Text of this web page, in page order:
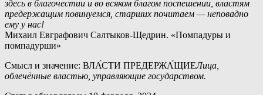
здесь в благочестии и во всяком благом поспешении, властям
предержащим повинуемся, старших почитаем — неповадно
ему у нас!
Михаил Евграфович Салтыков-Щедрин. «Помпадуры и
помпадурши»
Смысл и значение: ВЛА́СТИ ПРЕДЕРЖА́ЩИЕЛица,
облечённые властью, управляющие государством.